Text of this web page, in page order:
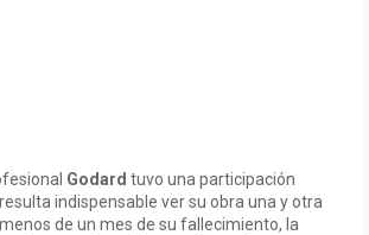
Godard tuvo una participación
indispensable ver su obra una y otra
de un mes de su fallecimiento, la